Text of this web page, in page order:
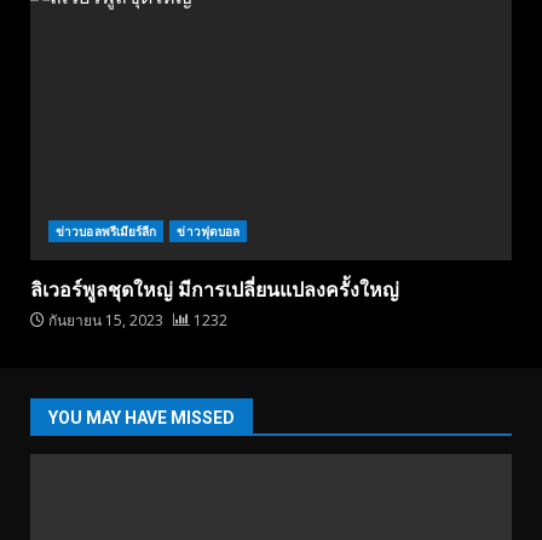
ข่าวบอลพรีเมียร์ลีก ข่าวฟุตบอล
ลิเวอร์พูลชุดใหญ่ มีการเปลี่ยนแปลงครั้งใหญ่
กันยายน 15, 2023 1232
YOU MAY HAVE MISSED